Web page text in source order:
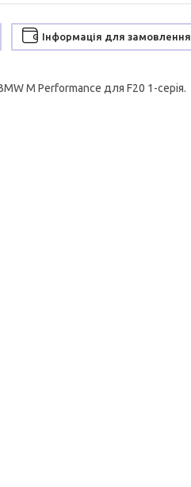
Інформація для замовлення
M Performance для F20 1-серія.